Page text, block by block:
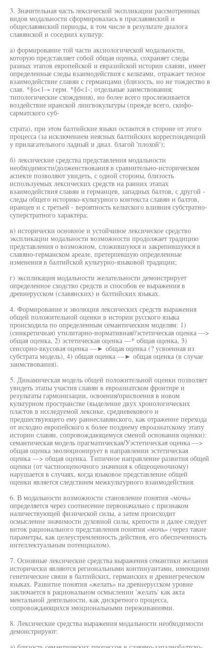
3. Значительная часть лексической экспликации рассмотренных
видов модальности сформировалась в праславянский и
общеславянский периоды, в том числе в результате диалога
славянской и соседних культур:
а) формирование той части аксиологической модальности,
которую представляет собой общая оценка, сохраняет следы
разных этапов европейской и евразийской истории славян, имеет
определенные следы взаимодействия с кельтами, отражает тесное
взаимодействие славян с германцами (близость, но не тождество в
слав. *§о<1-~ герм. *§б<1-; отдельные заимствования;
типологические схождения), но более всего прослеживается
воздействие иранской лингвокультуры (прежде всего, скифо-
сарматского суб-
страта), при этом балтийские языки остаются в стороне от этого
процесса (за исключением неясных балтийских корреспонденций
у прилагательного ладный и диал. благой 'плохой');
б) лексические средства представления модальности
необходимости/долженствования в сравнительно-историческом
аспекте позволяют увидеть, с одной стороны, близость
используемых лексических средств на ранних этапах
взаимодействия славян и германцев, западных балтов, с другой -
следы общего историко-культурного контекста славян и балтов,
иранцев и с третьей - вероятность кельтского влияния субстратно-
суперстратного характера;
в) исторически основное и устойчивое лексическое средство
экспликации модальности возможности продолжает традицию
представления о возможном, сложившуюся и закрепившуюся в
славяно-германском ареале, претерпевшую определенные
изменения в балтийской культурно-языковой традиции;
г) экспликация модальности желательности демонстрирует
определенное сходство средств и способов ее выражения в
древнерусском (славянских) и балтийских языках.
4. Формирование и эволюция лексических средств выражения
общей положительной оценки в истории русского языка
происходила по определенным семантическим моделям: 1)
(синкретичная) утилитарно-нормативная//эстетическая оценка —>
общая оценка, 2) эстетическая оценка —* общая оценка, 3)
сенсорно-вкусовая оценка —► общая оценка (? усвоенная из
субстрата модель), 4) общая оценка —► общая оценка (в случае
заимствования).
5. Динамическая модель общей положительной оценки позволяет
увидеть этапы участия славян в евроазиатском фронтире и
результаты гармонизации, освоения/присвоения в новом
культурном пространстве (выделение двух хронологических
пластов в исследуемой лексике, средневекового и
предшествующего ему раннеславянского, как отражение перехода
от исходно европейского к более позднему евроазиатскому этапу
истории славян, сопровождающемуся сменой основания оценки):
семантическая модель прагматическая/Уэстетическая оценка —>
общая оценка эволюционирует в направлении эстетическая
оценка —> общая оценка. Типичное направление развития общей
оценки (от частнооценочного значения к общеоценочному)
нарушается в случаях, когда языковое представление общей
оценки является следствием межкультурного взаимодействия.
6. В модальности возможности становление понятия «мочь»
определяется через соотнесение первоначально с признаком
наличествующей физической силы, а затем происходит
осмысление значимости духовной силы, крепости и далее следует
виток рационального представления понятия «мочь» (через такие
параметры, как целеустремленность действия, его обеспеченность
интеллектуальным потенциалом).
7. Основные лексические средства выражения семантики желания
исторически являются региональными континуантами, имеющими
генетические связи в балтийских, германских и древнегреческом
языках. Развитие понятия «желать» на древнерусском уровне
заключается в рациональном осмыслении 'желать' как акта
ментальной деятельности, как дискретного процесса,
сопровождающихся эмоциональными переживаниями.
8. Лексические средства выражения модальности необходимости
демонстрируют: